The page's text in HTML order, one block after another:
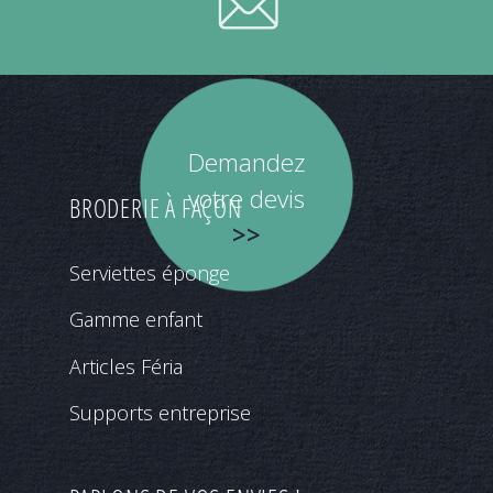
Demandez
votre devis
>>
BRODERIE À FAÇON
Serviettes éponge
Gamme enfant
Articles Féria
Supports entreprise